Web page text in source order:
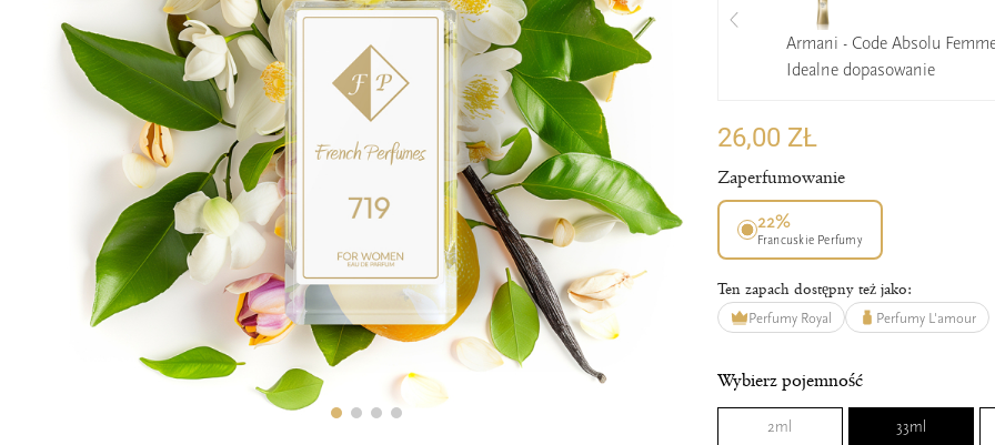
Armani - Code Absolu
Idealne dopasowanie
26,00 ZŁ
Zaperfumowanie
22%
Francuskie Perfumy
Ten zapach dostępny też jako:
Perfumy Royal Perfumy L'amour
Wybierz pojemność
2ml 33ml